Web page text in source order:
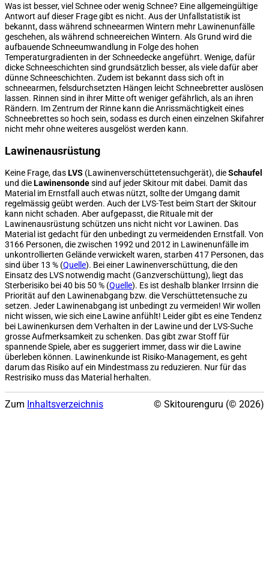
Was ist besser, viel Schnee oder wenig Schnee? Eine allgemeingültige
Antwort auf dieser Frage gibt es nicht. Aus der Unfallstatistik ist
bekannt, dass während schneearmen Wintern mehr Lawinenunfälle
geschehen, als während schneereichen Wintern. Als Grund wird die
aufbauende Schneeumwandlung in Folge des hohen
Temperaturgradienten in der Schneedecke angeführt. Wenige, dafür
dicke Schneeschichten sind grundsätzlich besser, als viele dafür aber
dünne Schneeschichten. Zudem ist bekannt dass sich oft in
schneearmen, felsdurchsetzten Hängen leicht Schneebretter auslösen
lassen. Rinnen sind in ihrer Mitte oft weniger gefährlich, als an ihren
Rändern. Im Zentrum der Rinne kann die Anrissmächtigkeit eines
Schneebrettes so hoch sein, sodass es durch einen einzelnen Skifahrer
nicht mehr ohne weiteres ausgelöst werden kann.
Lawinenausrüstung
Keine Frage, dasLVS (Lawinenverschüttetensuchgerät), dieSchaufel
und dieLawinensondesind auf jeder Skitour mit dabei. Damit das
Material im Ernstfall auch etwas nützt, sollte der Umgang damit
regelmässig geübt werden. Auch der LVS-Test beim Start der Skitour
kann nicht schaden. Aber aufgepasst, die Rituale mit der
Lawinenausrüstung schützen uns nicht nicht vor Lawinen. Das
Material ist gedacht für den unbedingt zu vermeidenden Ernstfall. Von
3166 Personen, die zwischen 1992 und 2012 in Lawinenunfälle im
unkontrollierten Gelände verwickelt waren, starben 417 Personen, das
sind über 13 % (Quelle). Bei einer Lawinenverschüttung, die den
Einsatz des LVS notwendig macht (Ganzverschüttung), liegt das
Sterberisiko bei 40 bis 50 % (Quelle). Es ist deshalb blanker Irrsinn die
Priorität auf den Lawinenabgang bzw. die Verschüttetensuche zu
setzen. Jeder Lawinenabgang ist unbedingt zu vermeiden! Wir wollen
nicht wissen, wie sich eine Lawine anfühlt! Leider gibt es eine Tendenz
bei Lawinenkursen dem Verhalten in der Lawine und der LVS-Suche
grosse Aufmerksamkeit zu schenken. Das gibt zwar Stoff für
spannende Spiele, aber es suggeriert immer, dass wir die Lawine
überleben können. Lawinenkunde ist Risiko-Management, es geht
darum das Risiko auf ein Mindestmass zu reduzieren. Nur für das
Restrisiko muss das Material herhalten.
Zum Inhaltsverzeichnis © Skitourenguru (© 2026)